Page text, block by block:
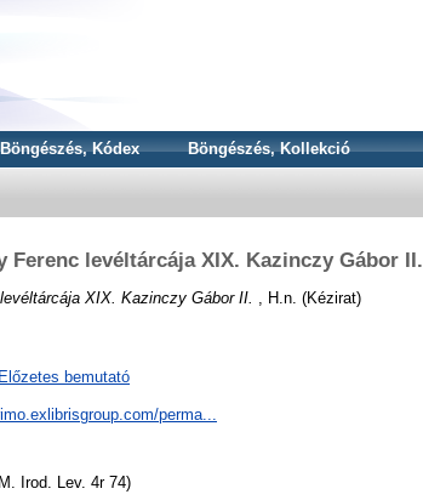
Böngészés, Kódex Böngészés, Kollekció
Ferenc levéltárcája XIX. Kazinczy Gábor II.
XIX. Kazinczy Gábor II. , H.n. (Kézirat)
Előzetes bemutató
perma...
Irod. Lev. 4r 74)